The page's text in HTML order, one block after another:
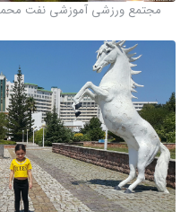
مجتمع ورزشی آموزشی نفت